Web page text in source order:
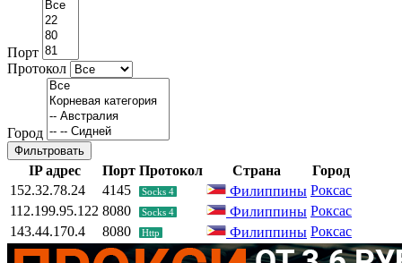
Порт
Протокол
Город
Фильтровать
IP адрес Порт Протокол Страна
Город
152.32.78.24
4145 Socks 4 Филиппины Роксас
112.199.95.122 8080 Socks 4 Филиппины Роксас
143.44.170.4
8080 Http Филиппины Роксас